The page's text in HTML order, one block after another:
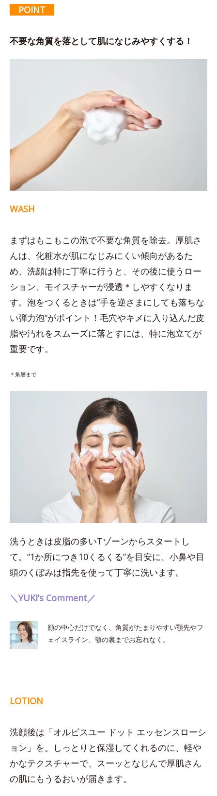
POINT
不要な角質を落として肌になじみやすくする！
WASH
まずはもこもこの泡で不要な角質を除去。厚肌さ
んは、化粧水が肌になじみにくい傾向があるた
め、洗顔は特に丁寧に行うと、その後に使うロー
ション、モイスチャーが浸透＊しやすくなりま
す。泡をつくるときは“手を逆さまにしても落ちな
い弾力泡”がポイント！毛穴やキメに入り込んだ皮
脂や汚れをスムーズに落とすには、特に泡立てが
重要です。
＊角層まで
洗うときは皮脂の多いTゾーンからスタートし
て。“1か所につき10くるくる”を目安に、小鼻や目
頭のくぼみは指先を使って丁寧に洗います。
＼YUKI’s Comment／
顔の中心だけでなく、角質がたまりやすい顎先やフ
ェイスライン、顎の裏までお忘れなく。
LOTION
洗顔後は「オルビスユー ドット エッセンスローシ
ョン」を。しっとりと保湿してくれるのに、軽や
かなテクスチャーで、スーッとなじんで厚肌さん
の肌にもうるおいが届きます。